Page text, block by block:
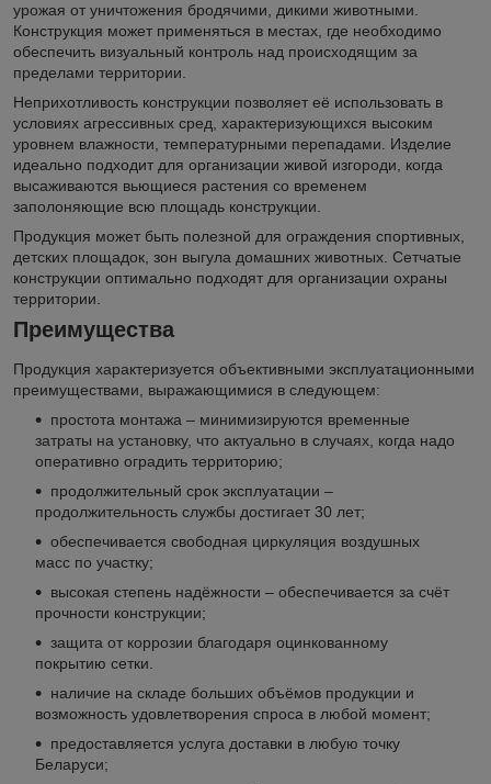
урожая от уничтожения бродячими, дикими животными.
Конструкция может применяться в местах, где необходимо
обеспечить визуальный контроль над происходящим за
пределами территории.
Неприхотливость конструкции позволяет её использовать в
условиях агрессивных сред, характеризующихся высоким
уровнем влажности, температурными перепадами. Изделие
идеально подходит для организации живой изгороди, когда
высаживаются вьющиеся растения со временем
заполоняющие всю площадь конструкции.
Продукция может быть полезной для ограждения спортивных,
детских площадок, зон выгула домашних животных. Сетчатые
конструкции оптимально подходят для организации охраны
территории.
Преимущества
Продукция характеризуется объективными эксплуатационными
преимуществами, выражающимися в следующем:
простота монтажа – минимизируются временные
затраты на установку, что актуально в случаях, когда надо
оперативно оградить территорию;
продолжительный срок эксплуатации –
продолжительность службы достигает 30 лет;
обеспечивается свободная циркуляция воздушных
масс по участку;
высокая степень надёжности – обеспечивается за счёт
прочности конструкции;
защита от коррозии благодаря оцинкованному
покрытию сетки.
наличие на складе больших объёмов продукции и
возможность удовлетворения спроса в любой момент;
предоставляется услуга доставки в любую точку
Беларуси;